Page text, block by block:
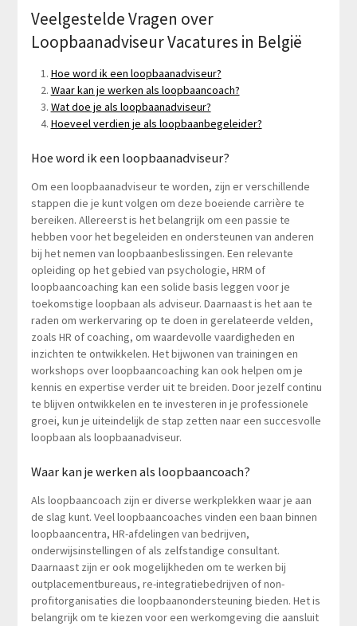
Veelgestelde Vragen over
Loopbaanadviseur Vacatures in België
Hoe word ik een loopbaanadviseur?
Waar kan je werken als loopbaancoach?
Wat doe je als loopbaanadviseur?
Hoeveel verdien je als loopbaanbegeleider?
Hoe word ik een loopbaanadviseur?
Om een loopbaanadviseur te worden, zijn er verschillende
stappen die je kunt volgen om deze boeiende carrière te
bereiken. Allereerst is het belangrijk om een passie te
hebben voor het begeleiden en ondersteunen van anderen
bij het nemen van loopbaanbeslissingen. Een relevante
opleiding op het gebied van psychologie, HRM of
loopbaancoaching kan een solide basis leggen voor je
toekomstige loopbaan als adviseur. Daarnaast is het aan te
raden om werkervaring op te doen in gerelateerde velden,
zoals HR of coaching, om waardevolle vaardigheden en
inzichten te ontwikkelen. Het bijwonen van trainingen en
workshops over loopbaancoaching kan ook helpen om je
kennis en expertise verder uit te breiden. Door jezelf continu
te blijven ontwikkelen en te investeren in je professionele
groei, kun je uiteindelijk de stap zetten naar een succesvolle
loopbaan als loopbaanadviseur.
Waar kan je werken als loopbaancoach?
Als loopbaancoach zijn er diverse werkplekken waar je aan
de slag kunt. Veel loopbaancoaches vinden een baan binnen
loopbaancentra, HR-afdelingen van bedrijven,
onderwijsinstellingen of als zelfstandige consultant.
Daarnaast zijn er ook mogelijkheden om te werken bij
outplacementbureaus, re-integratiebedrijven of non-
profitorganisaties die loopbaanondersteuning bieden. Het is
belangrijk om te kiezen voor een werkomgeving die aansluit